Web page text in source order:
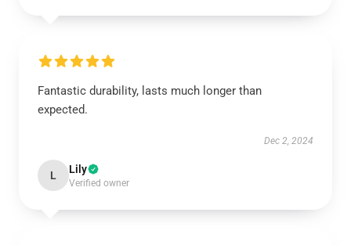
Fantastic durability, lasts much longer than
expected.
Dec 2, 2024
L Lily
Verified owner